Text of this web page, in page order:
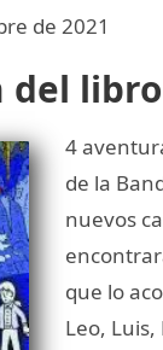
de 2021
del libro
4
de la
nuevos
que lo
Leo, Luis,